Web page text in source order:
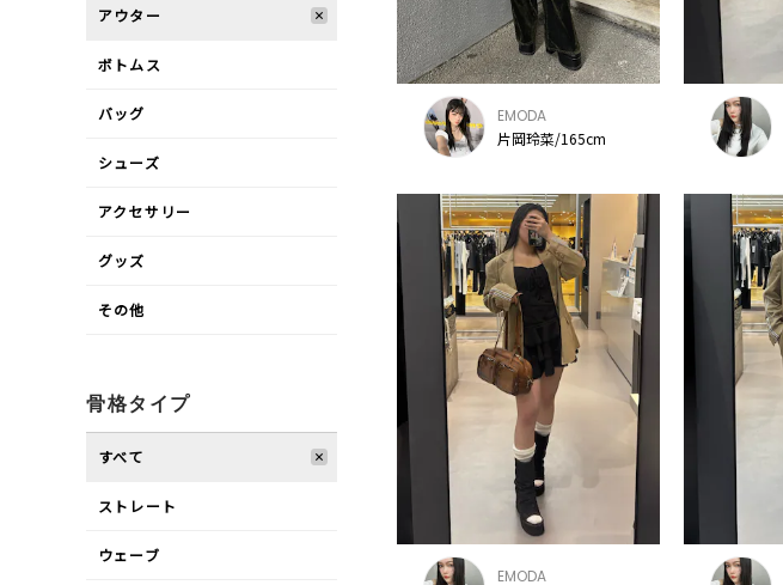
EMODA
片岡玲菜/165cm
EMODA
アウター
ボトムス
バッグ
シューズ
アクセサリー
グッズ
その他
骨格タイプ
すべて
ストレート
ウェーブ